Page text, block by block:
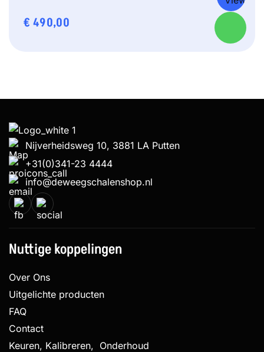
€ 490,00
Nijverheidsweg 10, 3881 LA Putten
+31(0)341-23 4444
info@deweegschalenshop.nl
Nuttige koppelingen
Over Ons
Uitgelichte producten
FAQ
Contact
Keuren, Kalibreren, Onderhoud